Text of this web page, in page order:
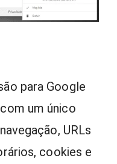
para Google
um único
URLs
cookies e